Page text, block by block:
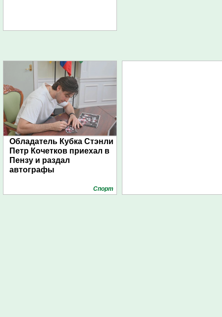
Обладатель Кубка Стэнли
Петр Кочетков приехал в
Пензу и раздал
автографы
Спорт